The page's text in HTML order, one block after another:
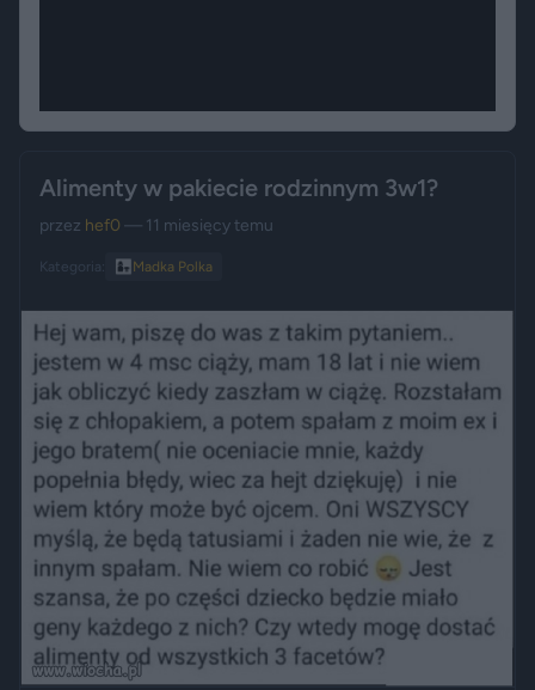
Alimenty w pakiecie rodzinnym 3w1?
przez hef0 — 11 miesięcy temu
Kategoria: 👩‍👧 Madka Polka